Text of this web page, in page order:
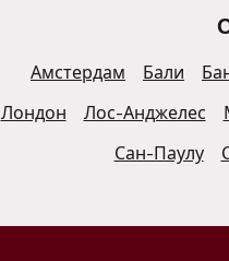
Амстердам Бали
Лондон
Лос-Анджелес
Сан-Паулу